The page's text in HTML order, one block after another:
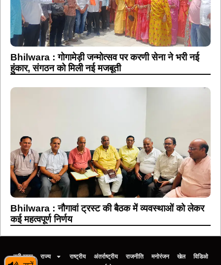
Bhilwara : गोगामेड़ी जन्मोत्सव पर करणी सेना ने भरी नई
हुंकार, संगठन को मिली नई मजबूती
Bhilwara : नौगावां ट्रस्ट की बैठक में व्यवस्थाओं को लेकर
कई महत्वपूर्ण निर्णय
बड़ी खबर राज्य राष्ट्रीय अंतर्राष्ट्रीय राजनीति मनोरंजन खेल
विडिओ